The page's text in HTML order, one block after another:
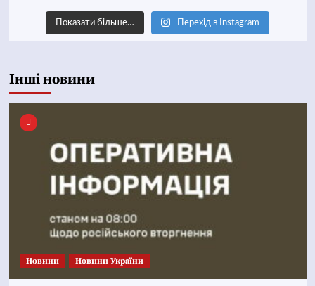
Показати більше… Перехід в Instagram
Інші новини
Новини Новини України